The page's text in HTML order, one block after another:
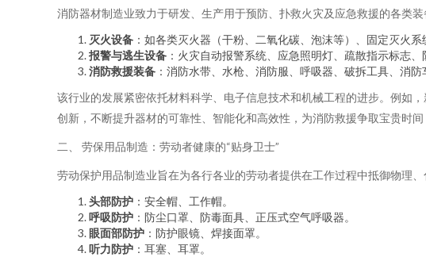
消防器材制造业致力于研发、生产用于预防、扑救火灾及应急救援的各类
灭火设备 ：如各类灭火器（干粉、二氧化碳、泡沫等）、固定灭火系
报警与逃生设备 ：火灾自动报警系统、应急照明灯、疏散指示标志、
消防救援装备 ：消防水带、水枪、消防服、呼吸器、破拆工具、消防
该行业的发展紧密依托材料科学、电子信息技术和机械工程的进步。例如
创新，不断提升器材的可靠性、智能化和高效性，为消防救援争取宝贵时间
二、 劳保用品制造：劳动者健康的“贴身卫士”
劳动保护用品制造业旨在为各行各业的劳动者提供在工作过程中抵御物理
头部防护 ：安全帽、工作帽。
呼吸防护 ：防尘口罩、防毒面具、正压式空气呼吸器。
眼面部防护 ：防护眼镜、焊接面罩。
听力防护 ：耳塞、耳罩。